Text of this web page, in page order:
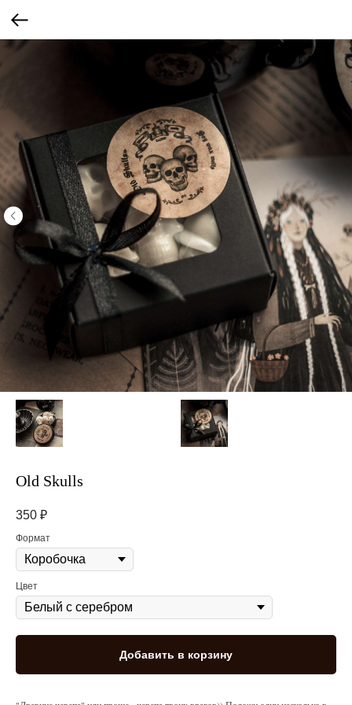
Old Skulls
350 ₽
Формат
Цвет
Добавить в корзину